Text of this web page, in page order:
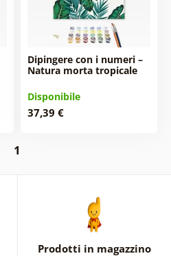
Dipingere con i numeri –
Natura morta tropicale
Disponibile
37,39 €
1
Prodotti in magazzino